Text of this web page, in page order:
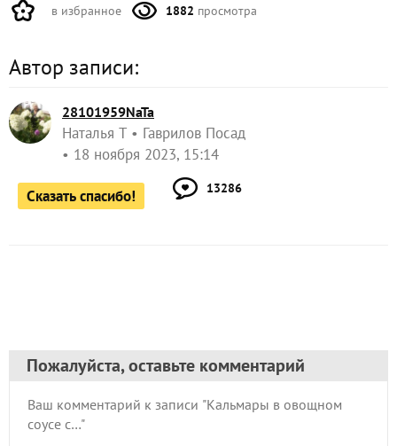
в избранное 1882 просмотра
Автор записи:
28101959NaTa
Наталья Т
Гаврилов Посад
18 ноября 2023, 15:14
Сказать спасибо! 13286
Пожалуйста, оставьте комментарий